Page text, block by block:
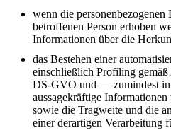
wenn die personenbezogenen
betroffenen Person erhoben
Informationen über die
das Bestehen einer
einschließlich Profiling
DS-GVO und — zumindest
aussagekräftige
sowie die Tragweite und die
einer derartigen Verarbeitung